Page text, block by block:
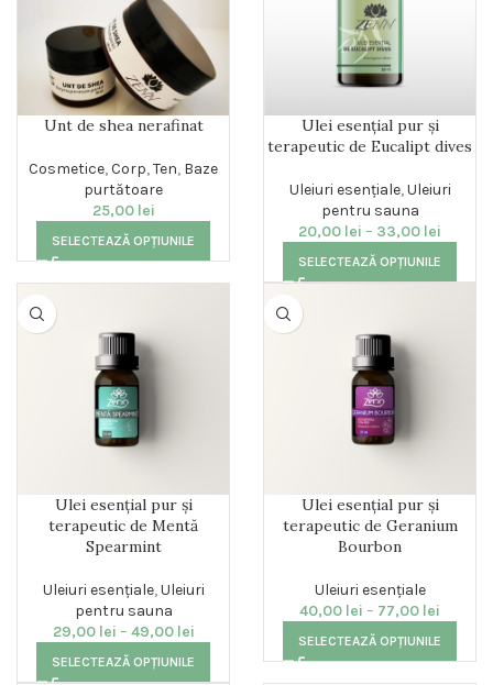
Unt de shea nerafinat
Cosmetice,Corp,Ten, Baze
purtătoare
25,00 lei
SELECTEAZĂ OPȚIUNILE
Ulei esențial pur și
terapeutic de Eucalipt dives
Uleiuri esențiale,Uleiuri
pentru sauna
20,00 lei – 33,00 lei
SELECTEAZĂ OPȚIUNILE
Ulei esențial pur și
terapeutic de Mentă
Spearmint
Uleiuri esențiale,Uleiuri
pentru sauna
29,00 lei – 49,00 lei
SELECTEAZĂ OPȚIUNILE
Ulei esențial pur și
terapeutic de Geranium
Bourbon
Uleiuri esențiale
40,00 lei – 77,00 lei
SELECTEAZĂ OPȚIUNILE